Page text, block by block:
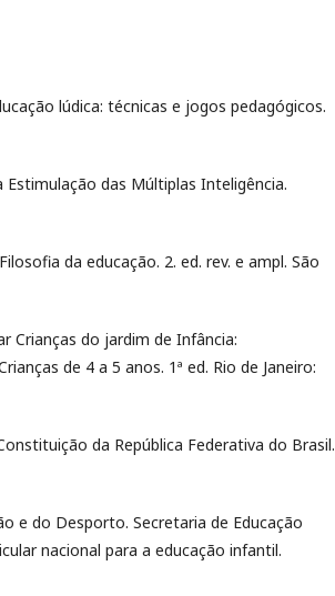
lúdica: técnicas e jogos pedagógicos.
Estimulação das Múltiplas Inteligência.
da educação. 2. ed. rev. e ampl. São
Crianças do jardim de Infância:
de 4 a 5 anos. 1ª ed. Rio de Janeiro:
da República Federativa do Brasil.
e do Desporto. Secretaria de Educação
nacional para a educação infantil.